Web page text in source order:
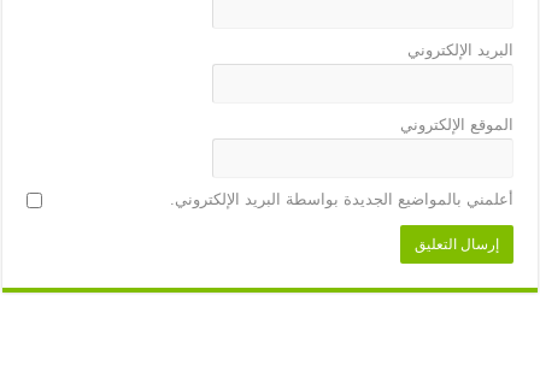
البريد الإلكتروني
الموقع الإلكتروني
أعلمني بالمواضيع الجديدة بواسطة البريد الإلكتروني.